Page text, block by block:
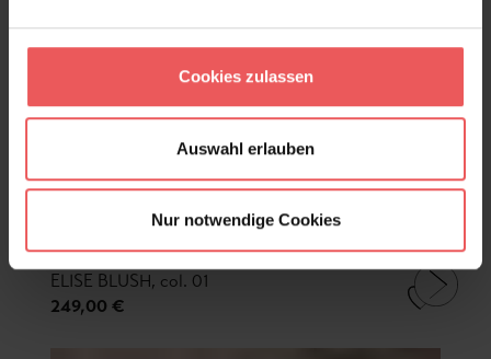
Cookies zulassen
Auswahl erlauben
Nur notwendige Cookies
ELISE BLUSH, col. 01
249,00 €